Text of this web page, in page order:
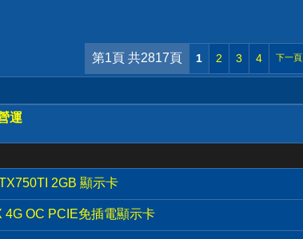
第1頁 共2817頁 1 2 3 4 下一頁
運
2GB 顯示卡
4G OC PCIE免插電顯示卡